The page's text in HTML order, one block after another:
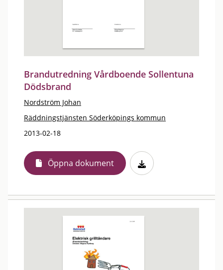
Brandutredning Vårdboende Sollentuna
Dödsbrand
Nordström Johan
Räddningstjänsten Söderköpings kommun
2013-02-18
Öppna dokument